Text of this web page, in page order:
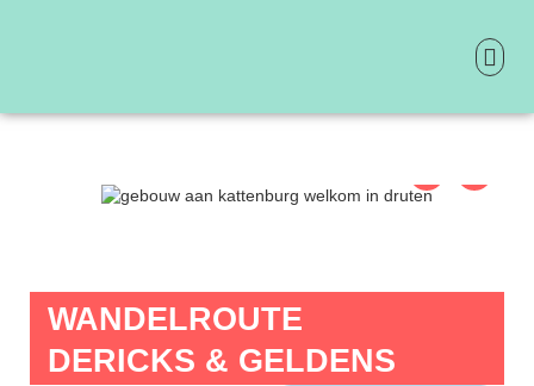
WANDELROUTE
DERICKS & GELDENS